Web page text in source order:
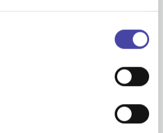
ääntä?